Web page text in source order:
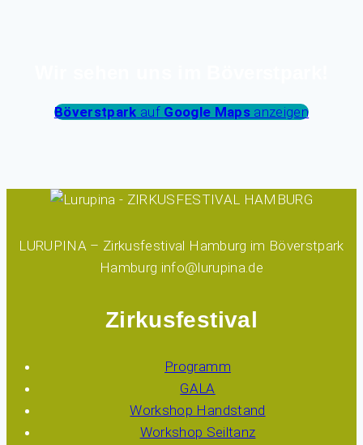
Böverstpark auf Google Maps anzeigen
LURUPINA – Zirkusfestival Hamburg im Böverstpark
Hamburg info@lurupina.de
Zirkusfestival
Programm
GALA
Workshop Handstand
Workshop Seiltanz